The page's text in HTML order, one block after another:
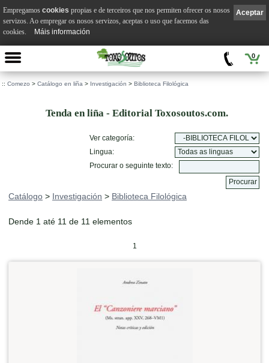
0
:: Comezo > Catálogo en liña > Investigación > Biblioteca Filológica
Tenda en liña - Editorial Toxosoutos.com.
Ver categoría:
Lingua:
Procurar o seguinte texto:
Catálogo > Investigación > Biblioteca Filológica
Dende 1 até 11 de 11 elementos
1
Aceptar
Empregamos cookies propias e de terceiros que nos permiten ofrecer os nosos
servizos. Ao empregar os nosos servizos, aceptas o uso que facemos das
cookies.
Máis información